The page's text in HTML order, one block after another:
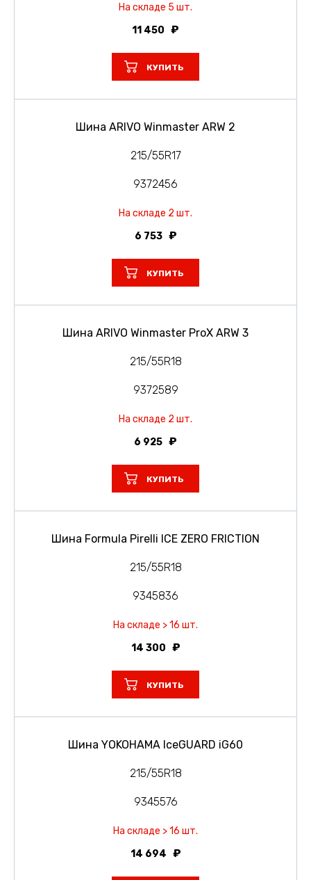
На складе 5 шт.
11 450
КУПИТЬ
Шина ARIVO Winmaster ARW 2
215/55R17
9372456
На складе 2 шт.
6 753
КУПИТЬ
Шина ARIVO Winmaster ProX ARW 3
215/55R18
9372589
На складе 2 шт.
6 925
КУПИТЬ
Шина Formula Pirelli ICE ZERO FRICTION
215/55R18
9345836
На складе > 16 шт.
14 300
КУПИТЬ
Шина YOKOHAMA IceGUARD iG60
215/55R18
9345576
На складе > 16 шт.
14 694